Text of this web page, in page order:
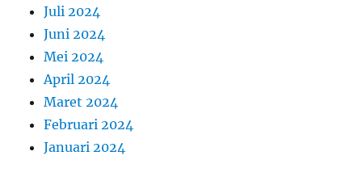
Juli 2024
Juni 2024
Mei 2024
April 2024
Maret 2024
Februari 2024
Januari 2024